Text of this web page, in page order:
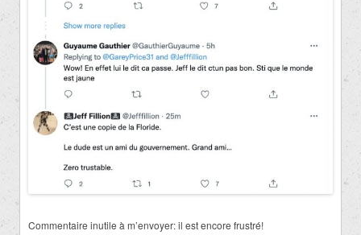
Commentaire inutile à m’envoyer:il est encore frustré!